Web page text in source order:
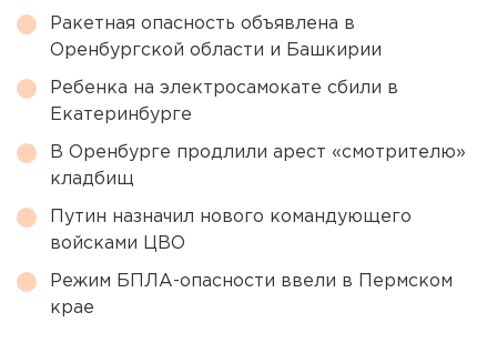
Ракетная опасность объявлена в
Оренбургской области и Башкирии
Ребенка на электросамокате сбили в
Екатеринбурге
В Оренбурге продлили арест «смотрителю»
кладбищ
Путин назначил нового командующего
войсками ЦВО
Режим БПЛА-опасности ввели в Пермском
крае